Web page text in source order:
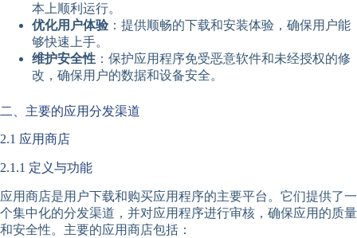
本上顺利运行。
优化用户体验 ：提供顺畅的下载和安装体验，确保用户能
够快速上手。
维护安全性 ：保护应用程序免受恶意软件和未经授权的修
改，确保用户的数据和设备安全。
二、主要的应用分发渠道
2.1 应用商店
2.1.1 定义与功能
应用商店是用户下载和购买应用程序的主要平台。它们提供了一
个集中化的分发渠道，并对应用程序进行审核，确保应用的质量
和安全性。主要的应用商店包括：